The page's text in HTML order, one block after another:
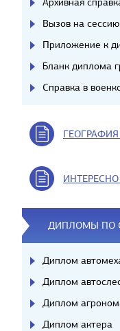
Вызов на сессию
Приложение к
Бланк диплома
Справка в
ДИПЛОМЫ ПО
Диплом
Диплом
Диплом
Диплом актера